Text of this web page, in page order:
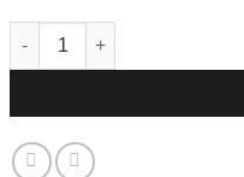
NFF Regio: